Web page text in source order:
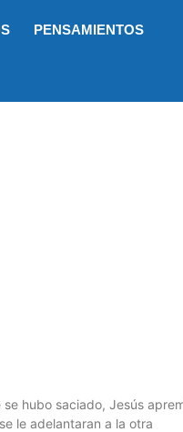
PENSAMIENTOS
hubo saciado, Jesús
le adelantaran a la otra